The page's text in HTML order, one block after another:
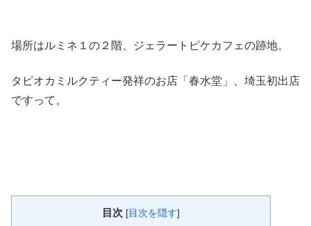
場所はルミネ１の２階、ジェラートピケカフェの跡地。
タピオカミルクティー発祥のお店「春水堂」、埼玉初出店
ですって。
目次 [目次を隠す]